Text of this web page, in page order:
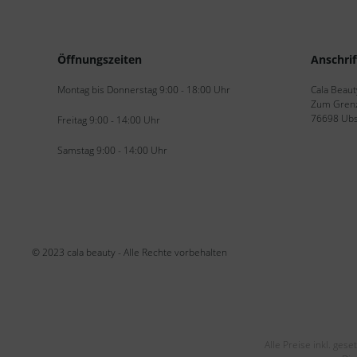
Öffnungszeiten
Montag bis Donnerstag 9:00 - 18:00 Uhr
Freitag 9:00 - 14:00 Uhr
Samstag 9:00 - 14:00 Uhr
Cala
Zum
76698
© 2023 cala beauty - Alle Rechte vorbehalten
Alle Preise inkl.